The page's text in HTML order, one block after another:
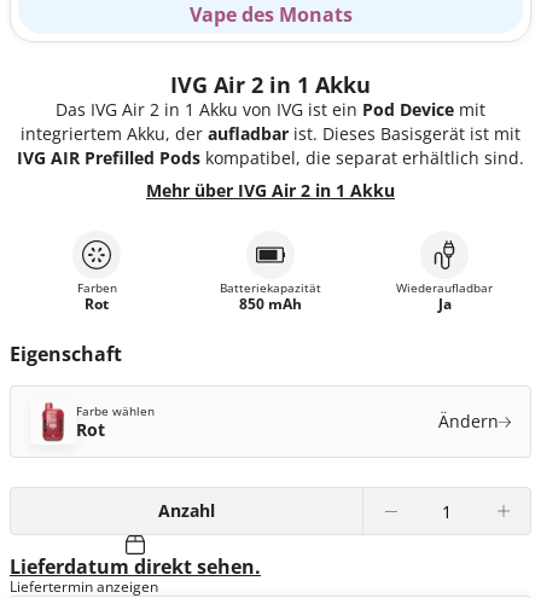
Vape des Monats
IVG Air 2 in 1 Akku
Das IVG Air 2 in 1 Akku von IVG ist ein Pod Device mit
integriertem Akku, der aufladbar ist. Dieses Basisgerät ist mit
IVG AIR Prefilled Pods kompatibel, die separat erhältlich sind.
Mehr über IVG Air 2 in 1 Akku
Farben
Rot
Batteriekapazität
850 mAh
Wiederaufladbar
Ja
Eigenschaft
Farbe wählen
Rot Ändern
Anzahl
Lieferdatum direkt sehen.
Liefertermin anzeigen